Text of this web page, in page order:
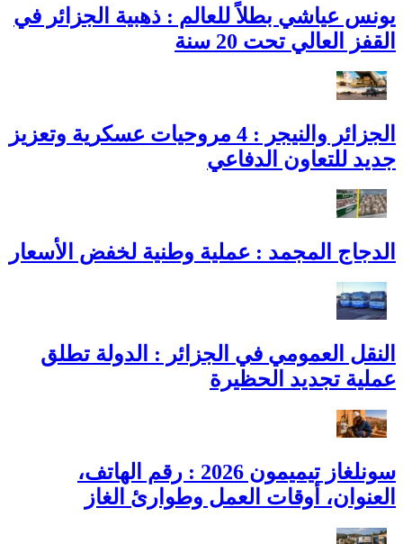
يونس عياشي بطلاً للعالم : ذهبية الجزائر في
القفز العالي تحت 20 سنة
الجزائر والنيجر : 4 مروحيات عسكرية وتعزيز
جديد للتعاون الدفاعي
الدجاج المجمد : عملية وطنية لخفض الأسعار
النقل العمومي في الجزائر : الدولة تطلق
عملية تجديد الحظيرة
سونلغاز تيميمون 2026 : رقم الهاتف،
العنوان، أوقات العمل وطوارئ الغاز